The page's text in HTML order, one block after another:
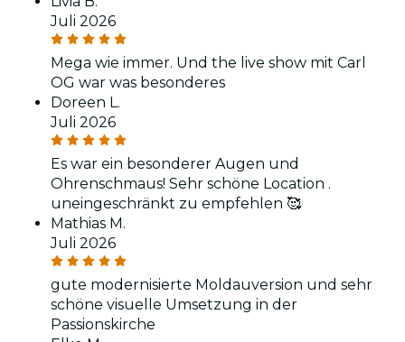
Juli 2026
Mega wie immer. Und the live show mit Carl
OG war was besonderes
Doreen L.
Juli 2026
Es war ein besonderer Augen und
Ohrenschmaus! Sehr schöne Location .
uneingeschränkt zu empfehlen 🥰
Mathias M.
Juli 2026
gute modernisierte Moldauversion und sehr
schöne visuelle Umsetzung in der
Passionskirche